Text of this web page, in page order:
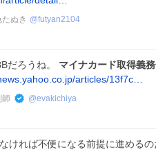
ぬき @futyan2104
だろうね。 マイナカード取得義
articles/13f7c…
師 @evakichiya
ければ不便になる前提に進める